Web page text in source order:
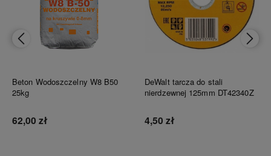
Beton Wodoszczelny W8 B50
25kg
62,00 zł
DeWalt tarcza do stali
nierdzewnej 125mm DT42340Z
4,50 zł